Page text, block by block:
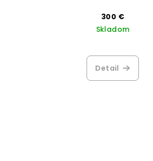
300 €
Skladom
Detail